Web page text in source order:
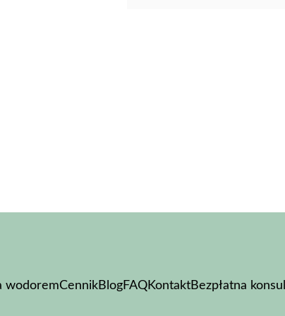
wodoremCennikBlogFAQKontaktBezpłatna